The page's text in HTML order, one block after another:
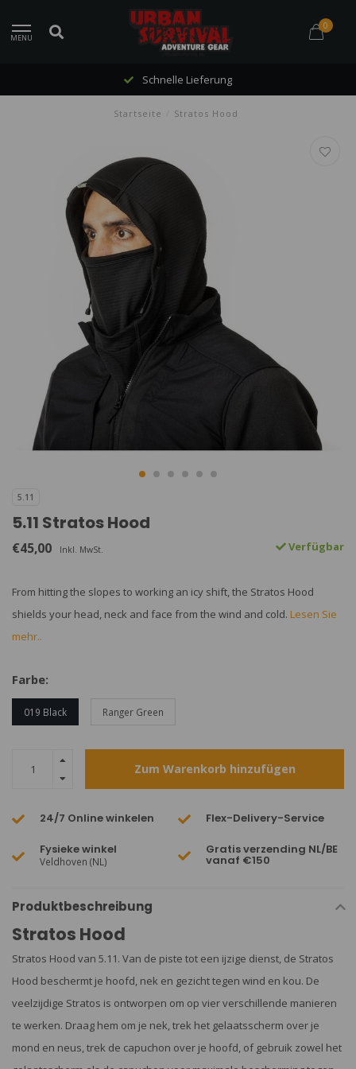
MENU
0
Schnelle Lieferung
Startseite Stratos Hood
5.11
5.11 Stratos Hood
€45,00 Inkl. MwSt. Verfügbar
From hitting the slopes to working an icy shift, the Stratos Hood
shields your head, neck and face from the wind and cold. Lesen Sie
mehr..
Farbe:
019 Black Ranger Green
Zum Warenkorb hinzufügen
24/7 Online winkelen Flex-Delivery-Service
Fysieke winkel
Veldhoven (NL)
Gratis verzending NL/BE
vanaf €150
Produktbeschreibung
Stratos Hood
Stratos Hood van 5.11. Van de piste tot een ijzige dienst, de Stratos
Hood beschermt je hoofd, nek en gezicht tegen wind en kou. De
veelzijdige Stratos is ontworpen om op vier verschillende manieren
te werken. Draag hem om je nek, trek het gelaatsscherm over je
mond en neus, trek de capuchon over je hoofd, of gebruik zowel het